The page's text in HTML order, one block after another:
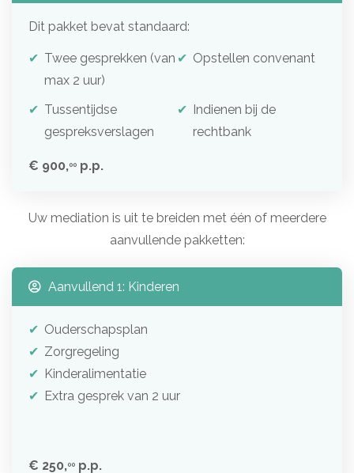
Dit pakket bevat standaard:
Twee gesprekken (van
max 2 uur)
Opstellen convenant
Tussentijdse
gespreksverslagen
Indienen bij de
rechtbank
€ 900,00 p.p.
Uw mediation is uit te breiden met één of meerdere
aanvullende pakketten:
Aanvullend 1: Kinderen
Ouderschapsplan
Zorgregeling
Kinderalimentatie
Extra gesprek van 2 uur
€ 250,00 p.p.